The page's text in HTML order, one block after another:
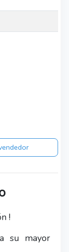
!
su mayor